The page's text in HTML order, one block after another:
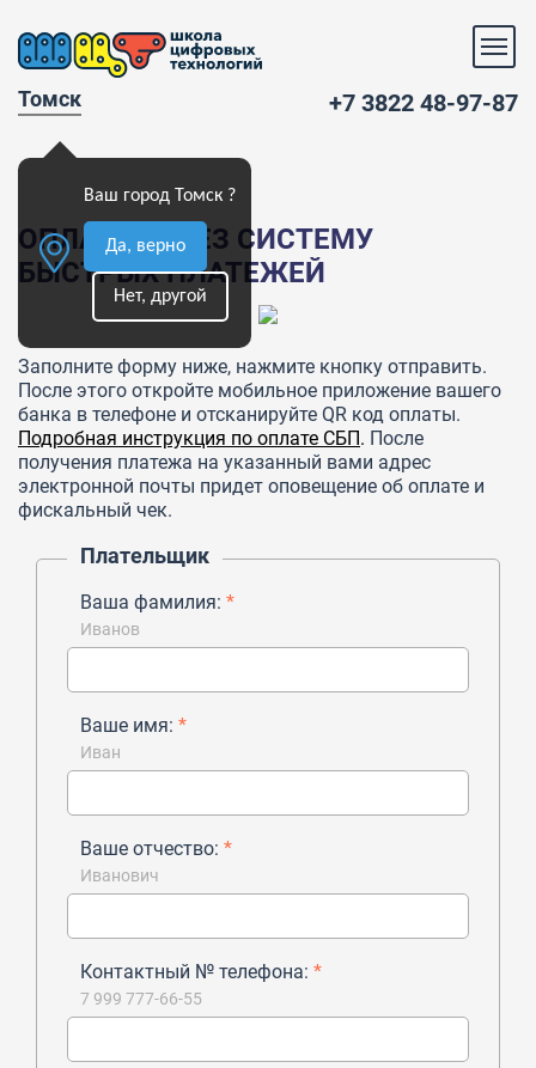
Томск
Ваш город Томск ?
Да, верно
Нет, другой
+7 3822 48-97-87
ОПЛАТА ЧЕРЕЗ СИСТЕМУ
БЫСТРЫХ ПЛАТЕЖЕЙ
Заполните форму ниже, нажмите кнопку отправить.
После этого откройте мобильное приложение вашего
банка в телефоне и отсканируйте QR код оплаты.
Подробная инструкция по оплате СБП. После
получения платежа на указанный вами адрес
электронной почты придет оповещение об оплате и
фискальный чек.
Плательщик
Ваша фамилия: *
Иванов
Ваше имя: *
Иван
Ваше отчество: *
Иванович
Контактный № телефона: *
7 999 777-66-55